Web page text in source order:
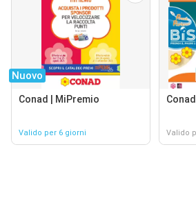
Nuovo
Conad | MiPremio
Valido per 6 giorni
Conad
Valido